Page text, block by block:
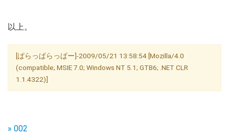
以上。
[ぱらっぱらっぱー]-2009/05/21 13:58:54 [Mozilla/4.0
(compatible; MSIE 7.0; Windows NT 5.1; GTB6; .NET CLR
1.1.4322)]
» 002